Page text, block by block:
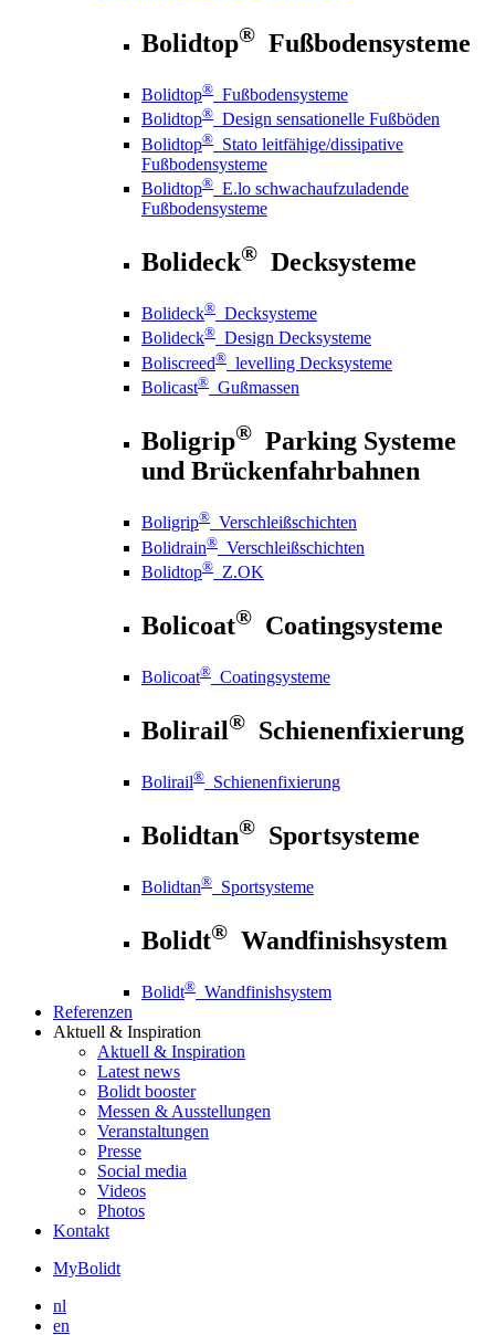
Bolidtop® Fußbodensysteme
Bolidtop® Fußbodensysteme
Bolidtop® Design sensationelle Fußböden
Bolidtop® Stato leitfähige/dissipative
Fußbodensysteme
Bolidtop® E.lo schwachaufzuladende
Fußbodensysteme
Bolideck® Decksysteme
Bolideck® Decksysteme
Bolideck® Design Decksysteme
Boliscreed® levelling Decksysteme
Bolicast® Gußmassen
Boligrip® Parking Systeme
und Brückenfahrbahnen
Boligrip® Verschleißschichten
Bolidrain® Verschleißschichten
Bolidtop® Z.OK
Bolicoat® Coatingsysteme
Bolicoat® Coatingsysteme
Bolirail® Schienenfixierung
Bolirail® Schienenfixierung
Bolidtan® Sportsysteme
Bolidtan® Sportsysteme
Bolidt® Wandfinishsystem
Bolidt® Wandfinishsystem
Referenzen
Aktuell & Inspiration
Aktuell & Inspiration
Latest news
Bolidt booster
Messen & Ausstellungen
Veranstaltungen
Presse
Social media
Videos
Photos
Kontakt
MyBolidt
nl
en